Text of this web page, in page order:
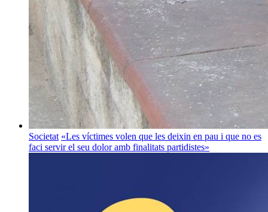
Societat «Les víctimes volen que les deixin en pau i que no es
faci servir el seu dolor amb finalitats partidistes»